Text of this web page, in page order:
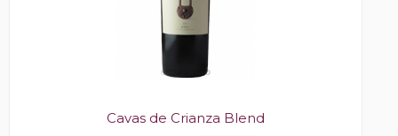
Cavas de Crianza Blend